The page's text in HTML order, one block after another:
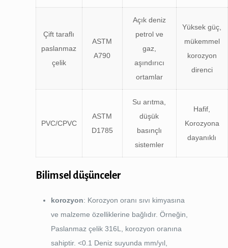
Çift taraflı
paslanmaz
çelik
ASTM
A790
Açık deniz
petrol ve
gaz,
aşındırıcı
ortamlar
Yüksek güç,
mükemmel
korozyon
direnci
PVC/CPVC
ASTM
D1785
Su arıtma,
düşük
basınçlı
sistemler
Hafif,
Korozyona
dayanıklı
Bilimsel düşünceler
korozyon: Korozyon oranı sıvı kimyasına
ve malzeme özelliklerine bağlıdır. Örneğin,
Paslanmaz çelik 316L, korozyon oranına
sahiptir. <0.1 Deniz suyunda mm/yıl,